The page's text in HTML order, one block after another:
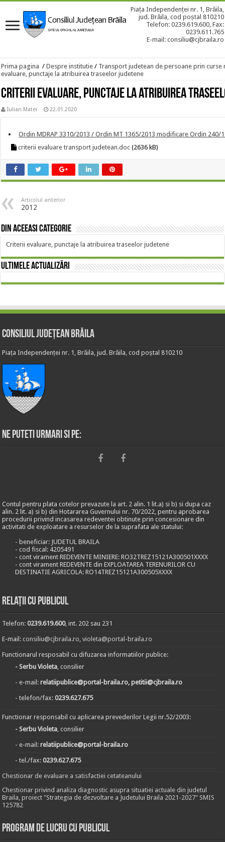
Piața Independenței nr. 1, Brăila,
jud. Brăila, cod poștal 810210
Telefon: 0239.619.600, Fax:
0239.611.765
E-mail: consiliu@cjbraila.ro
Prima pagina / Despre institutie / Transport judetean de persoane prin curse
evaluare, punctaje la atribuirea traseelor judetene
Criterii evaluare, punctaje la atribuirea
Iulian Matei 22.01.2020
Ordin MDRAP 3310/2013 / Ordin MT 1365/2013 modificare Ordin 240/
criterii evaluare transport judetean.doc (2636 kB)
Articolul anterior
2012
Din aceeasi categorie
Criterii evaluare, punctaje la atribuirea traseelor judetene
Ultimele actualizări
Consiliul Județean Brăila
Piața Independenței nr. 1, Brăila, jud. Brăila, cod poștal 810210
Ne puteti urmari si pe:
Contul pentru plata cotelor prevazute la art. 2 alin. 1 lit.a) si b) si dupa caz
alin. 2 lit. a) si b) din Hotararea Guvernului nr. 70/2022, pentru aprobarea
procedurii privind incasarea redeventei obtinute prin concesionare din
activitati de exploatare a resurselor de la suprafata ale statului:
- beneficiar: JUDETUL BRAILA
- cod fiscal: 4205491
- cont virament REDEVENTE MINIERE: RO32TREZ15121A300501XXXX
- cont virament REDEVENTE din EXPLOATAREA TERENURILOR CU
DESTINATIE AGRICOLA: RO14TREZ15121A300505XXXX
Relații cu publicul
Telefon:0239.619.600, int. 202 sau 231
E-mail:consiliu@cjbraila.ro,violeta@portal-braila.ro
Functionarul resposabil cu difuzarea informatiilor publice:
- Serbu Violeta, consilier
- e-mail:relatiipublice@portal-braila.ro, petitii@cjbraila.ro
- telefon/fax:0239.627.675
Functionar responsabil cu aplicarea prevederilor Legii nr.52/2003:
- Serbu Violeta, consilier
- e-mail:relatiipublice@portal-braila.ro
- tel./fax:0239.627.675
Chestionar de evaluare a satisfactiei cetateanului
Chestionar privind analiza diagnostic asupra situatiei actuale din judetul
Braila, proiect "Strategia de dezvoltare a Judetului Braila 2021-2027" SMIS
125782
Program de lucru cu publicul